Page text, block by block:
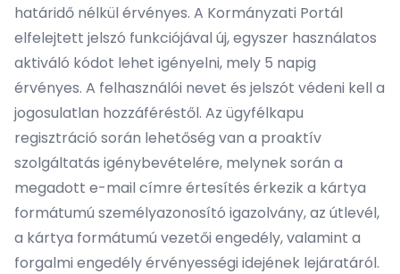
határidő nélkül érvényes. A Kormányzati Portál
elfelejtett jelszó funkciójával új, egyszer használatos
aktiváló kódot lehet igényelni, mely 5 napig
érvényes. A felhasználói nevet és jelszót védeni kell a
jogosulatlan hozzáféréstől. Az ügyfélkapu
regisztráció során lehetőség van a proaktív
szolgáltatás igénybevételére, melynek során a
megadott e-mail címre értesítés érkezik a kártya
formátumú személyazonosító igazolvány, az útlevél,
a kártya formátumú vezetői engedély, valamint a
forgalmi engedély érvényességi idejének lejáratáról.